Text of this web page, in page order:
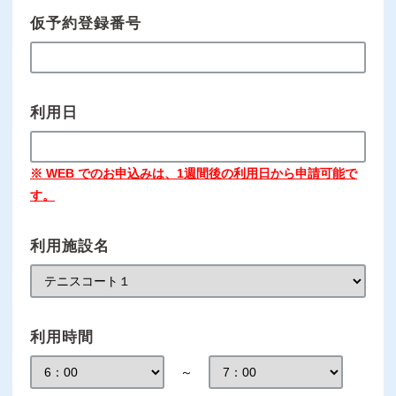
仮予約登録番号
利用日
※ WEB でのお申込みは、1週間後の利用日から申請可能で
す。
利用施設名
利用時間
～